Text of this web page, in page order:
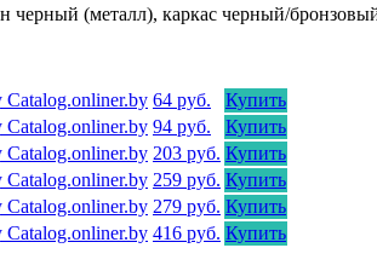
черный (металл), каркас черный/
Catalog.onliner.by 64 руб.
Купить
Catalog.onliner.by 94 руб.
Купить
Catalog.onliner.by 203 руб. Купить
Catalog.onliner.by 259 руб. Купить
Catalog.onliner.by 279 руб. Купить
Catalog.onliner.by 416 руб. Купить